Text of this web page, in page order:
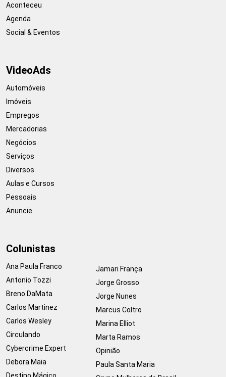
Aconteceu
Agenda
Social & Eventos
VideoAds
Automóveis
Imóveis
Empregos
Mercadorias
Negócios
Serviços
Diversos
Aulas e Cursos
Pessoais
Anuncie
Colunistas
Ana Paula Franco
Antonio Tozzi
Breno DaMata
Carlos Martinez
Carlos Wesley
Circulando
Cybercrime Expert
Debora Maia
Jamari França
Jorge Grosso
Jorge Nunes
Marcus Coltro
Marina Elliot
Marta Ramos
Opinião
Paula Santa Maria